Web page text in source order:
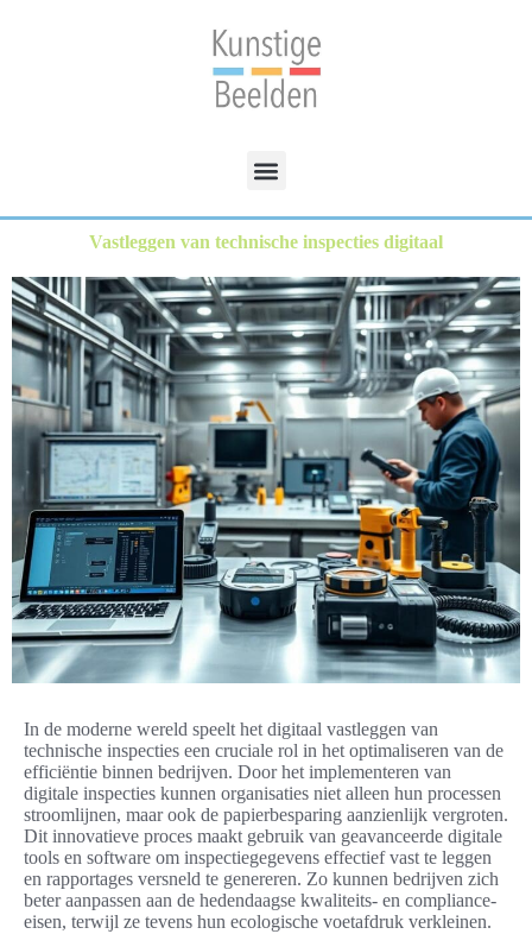
Vastleggen van technische inspecties digitaal
In de moderne wereld speelt het digitaal vastleggen van
technische inspecties een cruciale rol in het optimaliseren van de
efficiëntie binnen bedrijven. Door het implementeren van
digitale inspecties kunnen organisaties niet alleen hun processen
stroomlijnen, maar ook de papierbesparing aanzienlijk vergroten.
Dit innovatieve proces maakt gebruik van geavanceerde digitale
tools en software om inspectiegegevens effectief vast te leggen
en rapportages versneld te genereren. Zo kunnen bedrijven zich
beter aanpassen aan de hedendaagse kwaliteits- en compliance-
eisen, terwijl ze tevens hun ecologische voetafdruk verkleinen.